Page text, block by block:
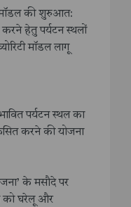
मॉडल की शुरुआत:
करने हेतु पर्यटन स्थलों
मॉडल लागू
पर्यटन स्थल का
करने की योजना
के मसौदे पर
को घरेलू और